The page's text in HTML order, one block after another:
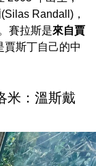
Randall)，
。賽拉斯是來自賈
賈斯丁自己的中
米：溫斯戴